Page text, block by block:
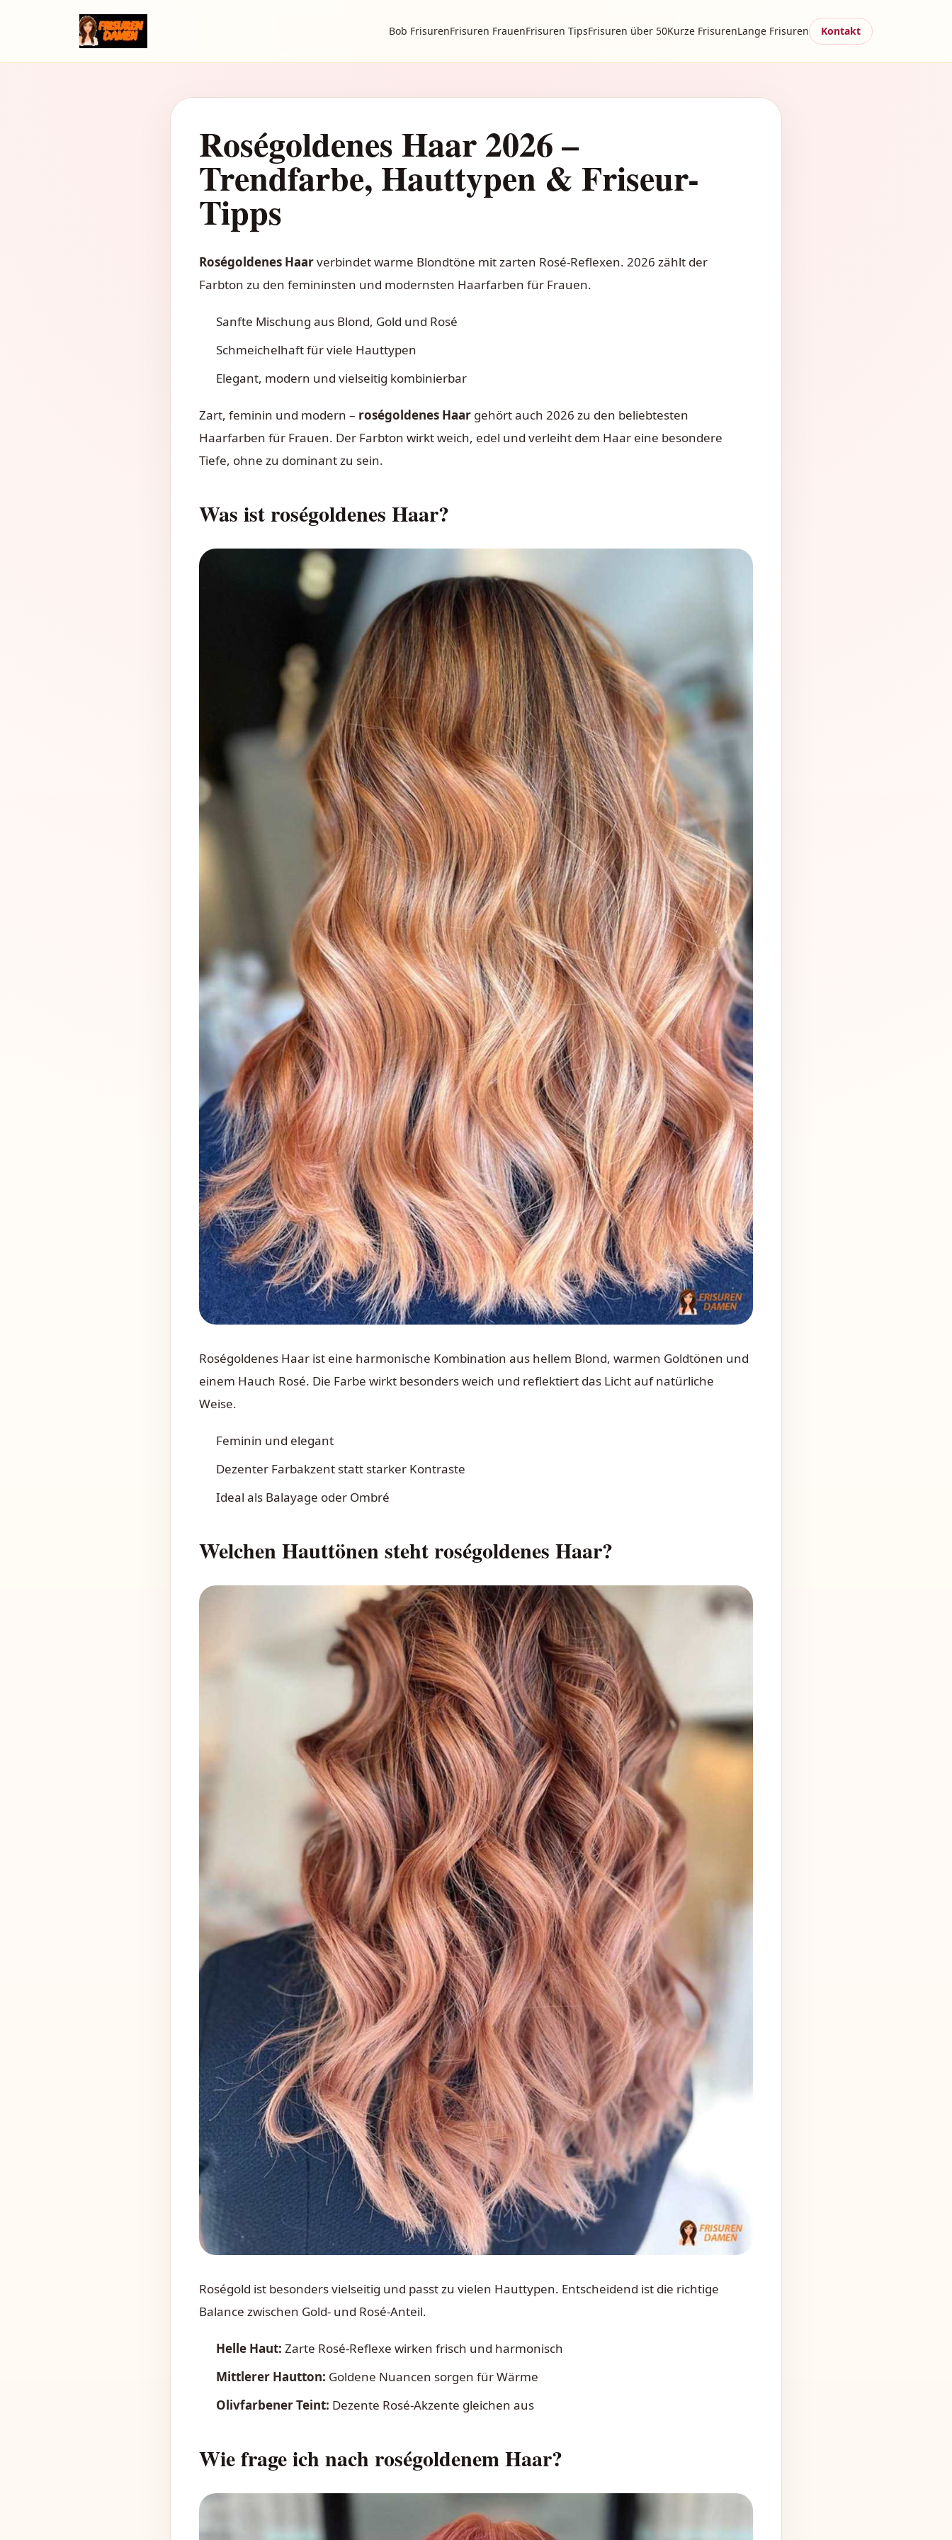
Bob FrisurenFrisuren FrauenFrisuren TipsFrisuren über 50Kurze FrisurenLange Frisuren Kontakt
Roségoldenes Haar 2026 –
Trendfarbe, Hauttypen & Friseur-
Tipps
Roségoldenes Haarverbindet warme Blondtöne mit zarten Rosé-Reflexen. 2026 zählt der
Farbton zu den femininsten und modernsten Haarfarben für Frauen.
Sanfte Mischung aus Blond, Gold und Rosé
Schmeichelhaft für viele Hauttypen
Elegant, modern und vielseitig kombinierbar
Zart, feminin und modern – roségoldenes Haar gehört auch 2026 zu den beliebtesten
Haarfarben für Frauen. Der Farbton wirkt weich, edel und verleiht dem Haar eine besondere
Tiefe, ohne zu dominant zu sein.
Was ist roségoldenes Haar?
Roségoldenes Haar ist eine harmonische Kombination aus hellem Blond, warmen Goldtönen und
einem Hauch Rosé. Die Farbe wirkt besonders weich und reflektiert das Licht auf natürliche
Weise.
Feminin und elegant
Dezenter Farbakzent statt starker Kontraste
Ideal als Balayage oder Ombré
Welchen Hauttönen steht roségoldenes Haar?
Roségold ist besonders vielseitig und passt zu vielen Hauttypen. Entscheidend ist die richtige
Balance zwischen Gold- und Rosé-Anteil.
Helle Haut: Zarte Rosé-Reflexe wirken frisch und harmonisch
Mittlerer Hautton: Goldene Nuancen sorgen für Wärme
Olivfarbener Teint: Dezente Rosé-Akzente gleichen aus
Wie frage ich nach roségoldenem Haar?